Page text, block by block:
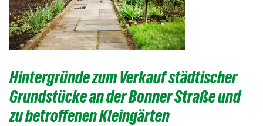
Hintergründe zum Verkauf städtischer
Grundstücke an der Bonner Straße und
zu betroffenen Kleingärten